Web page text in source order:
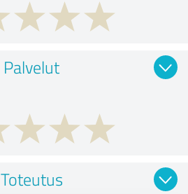
Palvelut
Toteutus